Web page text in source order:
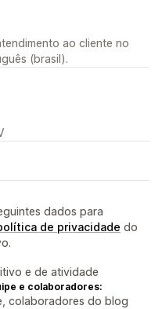
ao cliente no
(brasil).
dados para
de privacidade do
e de atividade
e colaboradores:
colaboradores do blog